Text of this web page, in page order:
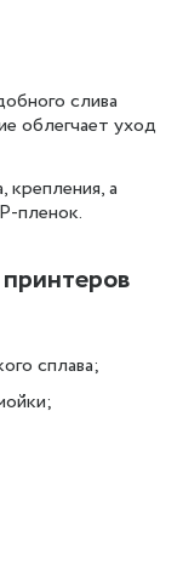
слива
облегчает уход
крепления, а
пленок.
сплава;